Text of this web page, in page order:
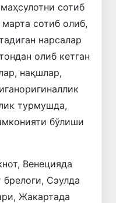
сотиб
сотиб олиб,
нарсалар
олиб кетган
нақшлар,
турмушда,
бўлиши
Венецияда
Сэулда
Жакартада